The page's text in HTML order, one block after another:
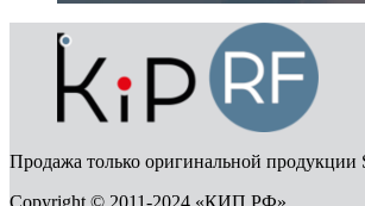
Продажа только оригинальной продукции
Copyright © 2011-2024 «КИП РФ»